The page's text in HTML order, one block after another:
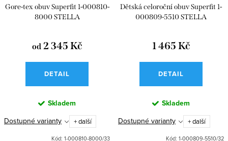
Gore-tex obuv Superfit 1-000810-
8000 STELLA
od2 345 Kč
DETAIL
Skladem
Dostupné varianty
+ další
Kód: 1-000810-8000/33
Dětská celoroční obuv Superfit 1-
000809-5510 STELLA
1 465 Kč
DETAIL
Skladem
Dostupné varianty
+ další
Kód: 1-000809-5510/32